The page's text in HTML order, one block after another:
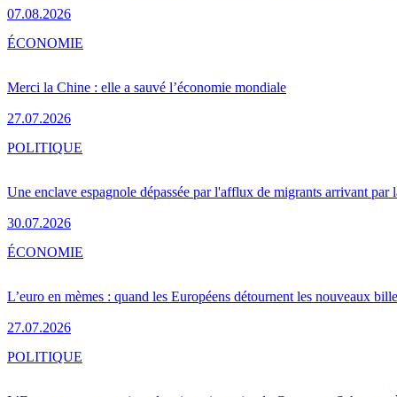
07.08.2026
Merci la Chine : elle a sauvé l’économie mondiale
27.07.2026
ÉCONOMIE
Une enclave espagnole dépassée par l'afflux de migrants arrivant par
30.07.2026
POLITIQUE
L’euro en mèmes : quand les Européens détournent les nouveaux
27.07.2026
ÉCONOMIE
POLITIQUE